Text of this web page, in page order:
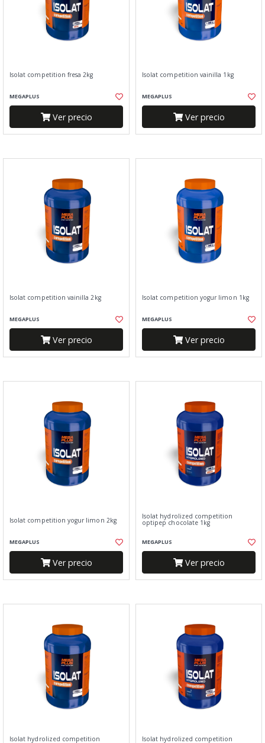
Isolat competition fresa 2kg
MEGAPLUS
Ver precio
Isolat competition vainilla 1kg
MEGAPLUS
Ver precio
Isolat competition vainilla 2kg
MEGAPLUS
Ver precio
Isolat competition yogur limon 1kg
MEGAPLUS
Ver precio
Isolat competition yogur limon 2kg
MEGAPLUS
Ver precio
Isolat hydrolized competition
optipep chocolate 1kg
MEGAPLUS
Ver precio
Isolat hydrolized competition Isolat hydrolized competition